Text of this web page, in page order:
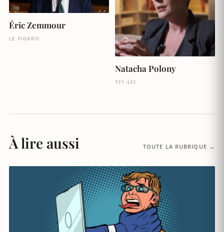
Éric Zemmour
LE FIGARO
Natacha Polony
TF1-LCI
À lire aussi TOUTE LA RUBRIQUE →